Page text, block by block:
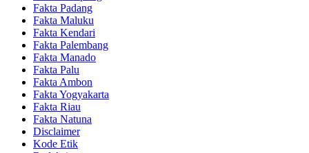
Fakta Padang
Fakta Maluku
Fakta Kendari
Fakta Palembang
Fakta Manado
Fakta Palu
Fakta Ambon
Fakta Yogyakarta
Fakta Riau
Fakta Natuna
Disclaimer
Kode Etik